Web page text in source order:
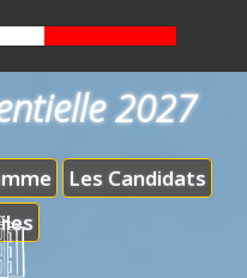
Les Candidats
2027